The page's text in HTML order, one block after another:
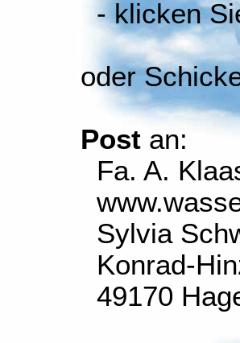
- klicken
oder
Postan:
Fa. A.
Sylvia
Konrad-
49170